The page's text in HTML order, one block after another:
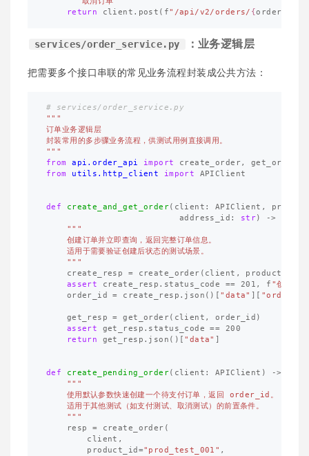
return
client . post ( f"/api/v2/orders/ {order_id
services/order_service.py ：业务逻辑层
把需要多个接口串联的常见业务流程封装成公共方法：
"""
订单业务逻辑层
封装常用的多步骤业务流程，供测试用例直接调用。
"""
from
api.order_api import create_order, get_order
from
utils.http_client import APIClient
def create_and_get_order( client : APIClient ,
address_id : str) ->
"""
    创建订单并立即查询，返回完整订单信息。
    适用于需要验证创建后状态的测试场景。
    """
create_resp
= create_order ( client , product_id
assert
create_resp . status_code == 201 , f "创建订
order_id
= create_resp . json ()[ "data"
get_resp = get_order( client , order_id )
assert
get_resp . status_code ==
200
return
get_resp . json ()[ "data"
def create_pending_order( client : APIClient ) ->
"""
    使用默认参数快速创建一个待支付订单，返回 order_id。
    适用于其他测试（如支付测试、取消测试）的前置条件。
    """
resp
= create_order (
client ,
product_id ="prod_test_001" ,